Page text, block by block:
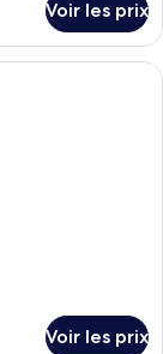
Voir les prix
de type caravane
Voir les prix